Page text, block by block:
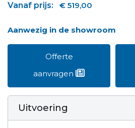
Vanaf prijs:
€ 519,00
Aanwezig in de showroom
Offerte
aanvragen
Uitvoering